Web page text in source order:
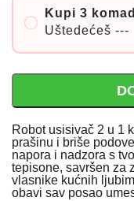
Kupi 3
Uštedećeš ---
Robot usisivač 2 u 1
prašinu i briše
napora i nadzora s
tepisone, savršen za
vlasnike kućnih
obavi sav posao